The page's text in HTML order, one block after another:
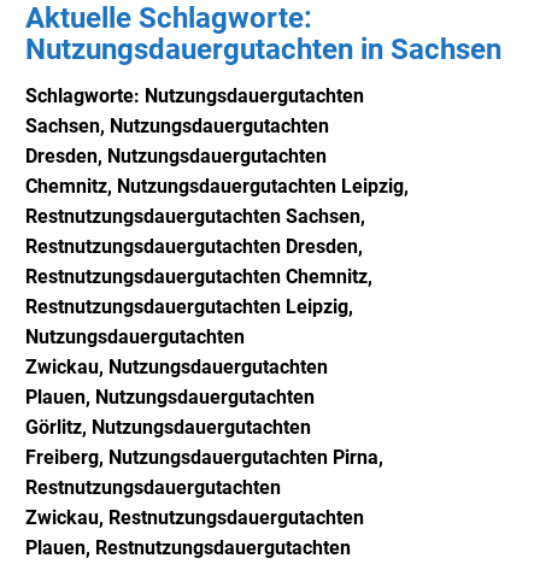
Aktuelle Schlagworte:
Nutzungsdauergutachten in Sachsen
Schlagworte: Nutzungsdauergutachten
Sachsen, Nutzungsdauergutachten
Dresden, Nutzungsdauergutachten
Chemnitz, Nutzungsdauergutachten Leipzig,
Restnutzungsdauergutachten Sachsen,
Restnutzungsdauergutachten Dresden,
Restnutzungsdauergutachten Chemnitz,
Restnutzungsdauergutachten Leipzig,
Nutzungsdauergutachten
Zwickau, Nutzungsdauergutachten
Plauen, Nutzungsdauergutachten
Görlitz, Nutzungsdauergutachten
Freiberg, Nutzungsdauergutachten Pirna,
Restnutzungsdauergutachten
Zwickau, Restnutzungsdauergutachten
Plauen, Restnutzungsdauergutachten